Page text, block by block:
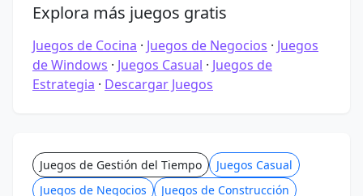
Explora más juegos gratis
Juegos de Cocina · Juegos de Negocios · Juegos
de Windows · Juegos Casual · Juegos de
Estrategia · Descargar Juegos
Juegos de Gestión del Tiempo
Juegos Casual
Juegos de Negocios
Juegos de Construcción